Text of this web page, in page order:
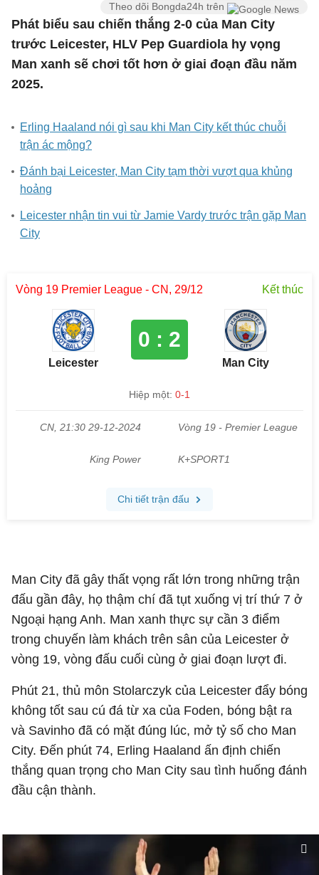
Theo dõi Bongda24h trên
Phát biểu sau chiến thắng 2-0 của Man City
trước Leicester, HLV Pep Guardiola hy vọng
Man xanh sẽ chơi tốt hơn ở giai đoạn đầu năm
2025.
Erling Haaland nói gì sau khi Man City kết thúc chuỗi
trận ác mộng?
Đánh bại Leicester, Man City tạm thời vượt qua khủng
hoảng
Leicester nhận tin vui từ Jamie Vardy trước trận gặp Man
City
Man City đã gây thất vọng rất lớn trong những trận
đấu gần đây, họ thậm chí đã tụt xuống vị trí thứ 7 ở
Ngoại hạng Anh. Man xanh thực sự cần 3 điểm
trong chuyến làm khách trên sân của Leicester ở
vòng 19, vòng đấu cuối cùng ở giai đoạn lượt đi.
Phút 21, thủ môn Stolarczyk của Leicester đẩy bóng
không tốt sau cú đá từ xa của Foden, bóng bật ra
và Savinho đã có mặt đúng lúc, mở tỷ số cho Man
City. Đến phút 74, Erling Haaland ấn định chiến
thắng quan trọng cho Man City sau tình huống đánh
đầu cận thành.